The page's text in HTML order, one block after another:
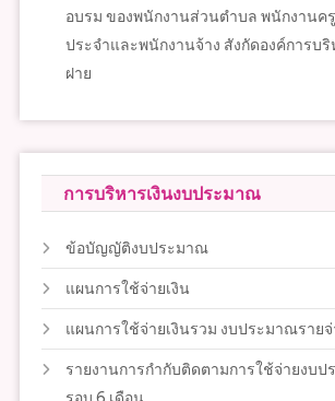
อบรม ของพนักงานส่วนตำบล พนักงานค
ประจำและพนักงานจ้าง สังกัดองค์การบ
ฝาย
การบริหารเงินงบประมาณ
ข้อบัญญัติงบประมาณ
แผนการใช้จ่ายเงิน
แผนการใช้จ่ายเงินรวม งบประมาณรายจ่
รายงานการกำกับติดตามการใช้จ่ายงบป